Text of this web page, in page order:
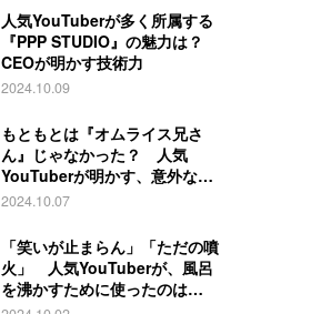
人気YouTuberが多く所属する
『PPP STUDIO』の魅力は？
CEOが明かす技術力
2024.10.09
もともとは『オムライス兄さ
ん』じゃなかった？ 人気
YouTuberが明かす、意外な過
去とは
2024.10.07
「笑いが止まらん」「ただの噴
火」 人気YouTuberが、風呂
を沸かすために使ったのは…